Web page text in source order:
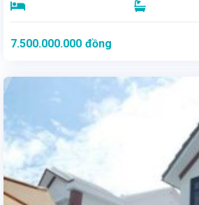
7.500.000.000 đồng